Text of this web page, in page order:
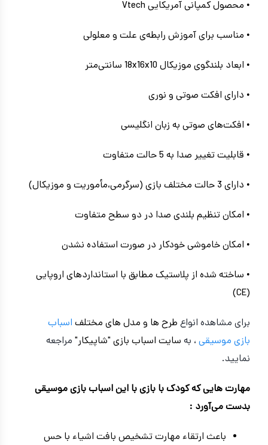
• محصول کمپانی آمریکایی Vtech
• مناسب برای آموزش رابطه‌ی علت و معلولی
• ابعاد بلندگوی موزیکال 18x16x10 سانتی‌متر
• دارای افکت صوتی و نوری
• افکت‌های صوتی به زبان انگلیسی
• قابلیت تغییر صدا به 5 حالت متفاوت
• دارای 3 حالت مختلف بازی (سرگرمی،مأموریت و موزیکال)
• امکان تنظیم بلندی صدا در دو سطح متفاوت
• امکان خاموشی خودکار در صورت استفاده نشدن
• ساخته شده از پلاستیک مطابق با استانداردهای اروپایی
(CE)
برای مشاهده انواع طرح ها و مدل های مختلف اسباب
بازی موسیقی ، به سایت اسباب بازی "شاپیکار" مراجعه
نمایید.
مهارت‌ هایی که کودک با بازی با این اسباب بازی موسیقی
بدست می‌آورد :
باعث ارتقاء مهارت تشخیص بافت اشیاء با حس